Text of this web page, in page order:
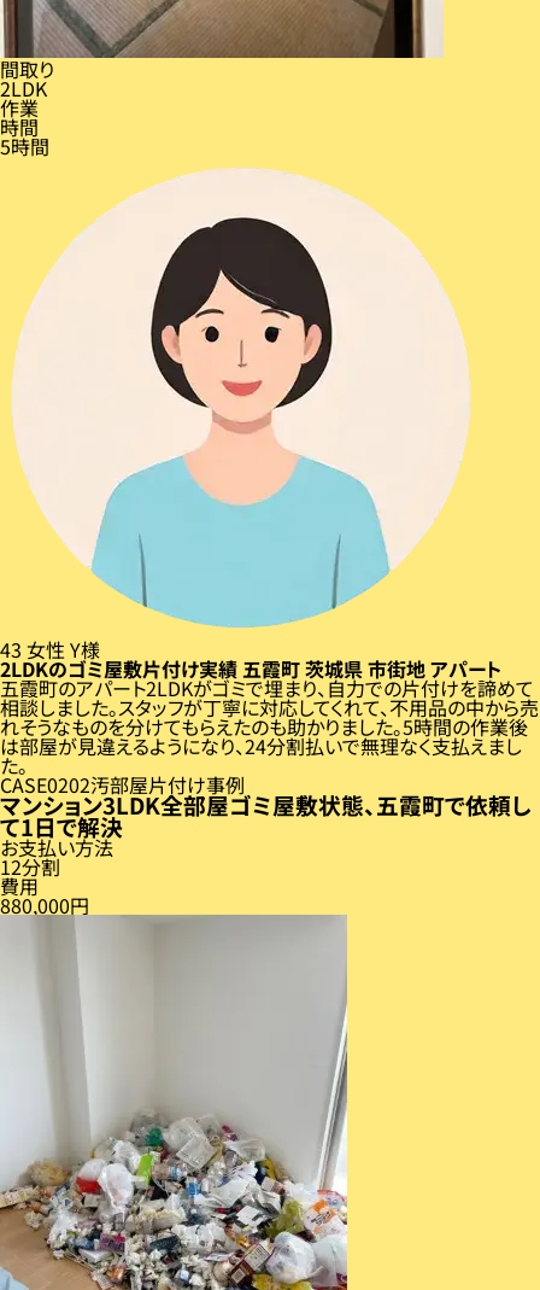
間取り
2LDK
作業
時間
5時間
43 女性 Y様
2LDKのゴミ屋敷片付け実績 五霞町茨城県市街地アパート
五霞町のアパート2LDKがゴミで埋まり、自力での片付けを諦めて
相談しました。スタッフが丁寧に対応してくれて、不用品の中から売
れそうなものを分けてもらえたのも助かりました。5時間の作業後
は部屋が見違えるようになり、24分割払いで無理なく支払えまし
た。
CASE 02汚部屋片付け事例
マンション3LDK全部屋ゴミ屋敷状態、五霞町で依頼し
て1日で解決
お支払い方法
12分割
費用
880,000円